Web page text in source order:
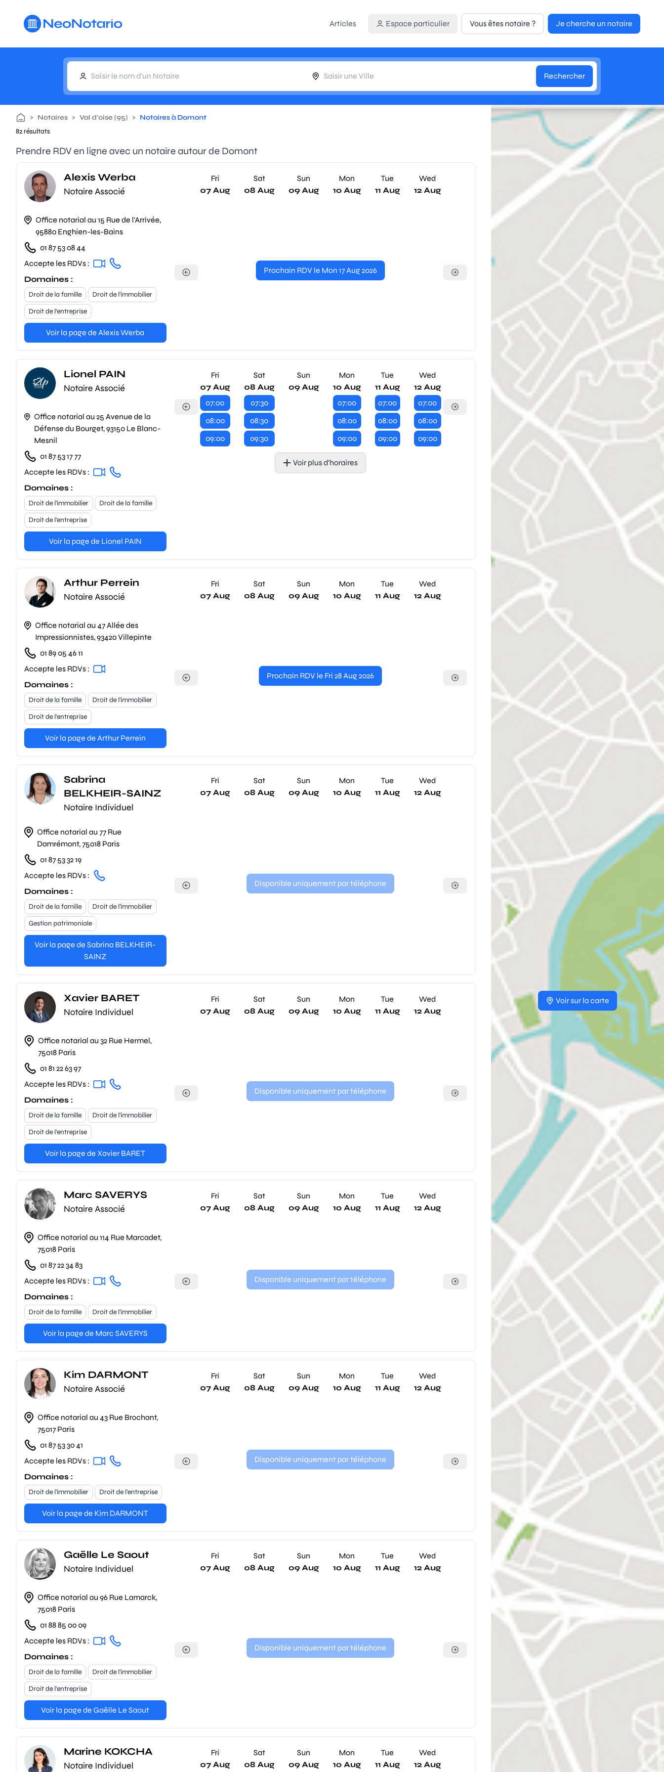
Articles
Espace particulier Vous êtes notaire ? Je cherche un notaire
Rechercher
> Notaires > Val d'oise (95) > Notaires à Domont
82 résultats
Prendre RDV en ligne avec un notaire autour de Domont
Alexis Werba
Notaire Associé
Office notarial au 15 Rue de l'Arrivée,
95880 Enghien-les-Bains
01 87 53 08 44
Accepte les RDVs :
Domaines :
Droit de la famille
Droit de l'immobilier
Droit de l'entreprise
Voir la page de Alexis Werba
Fri
07 Aug
Sat
08 Aug
Sun
09 Aug
Mon
10 Aug
Tue
11 Aug
Wed
12 Aug
Prochain RDV le Mon 17 Aug 2026
Lionel PAIN
Notaire Associé
Office notarial au 25 Avenue de la
Défense du Bourget, 93150 Le Blanc-
Mesnil
01 87 53 17 77
Accepte les RDVs :
Domaines :
Droit de l'immobilier
Droit de la famille
Droit de l'entreprise
Voir la page de Lionel PAIN
Fri
07 Aug
07:00
08:00
09:00
Sat
08 Aug
07:30
08:30
09:30
Sun
09 Aug
Mon
10 Aug
07:00
08:00
09:00
Tue
11 Aug
07:00
08:00
09:00
Wed
12 Aug
07:00
08:00
09:00
Voir plus d’horaires
Arthur Perrein
Notaire Associé
Office notarial au 47 Allée des
Impressionnistes, 93420 Villepinte
01 89 05 46 11
Accepte les RDVs :
Domaines :
Droit de la famille
Droit de l'immobilier
Droit de l'entreprise
Voir la page de Arthur Perrein
Fri
07 Aug
Sat
08 Aug
Sun
09 Aug
Mon
10 Aug
Tue
11 Aug
Wed
12 Aug
Prochain RDV le Fri 28 Aug 2026
Sabrina
BELKHEIR-SAINZ
Notaire Individuel
Office notarial au 77 Rue
Damrémont, 75018 Paris
01 87 53 32 19
Accepte les RDVs :
Domaines :
Droit de la famille
Droit de l'immobilier
Gestion patrimoniale
Voir la page de Sabrina BELKHEIR-
SAINZ
Fri
07 Aug
Sat
08 Aug
Sun
09 Aug
Mon
10 Aug
Tue
11 Aug
Wed
12 Aug
Disponible uniquement par téléphone
Xavier BARET
Notaire Individuel
Office notarial au 32 Rue Hermel,
75018 Paris
01 81 22 63 97
Accepte les RDVs :
Domaines :
Droit de la famille
Droit de l'immobilier
Droit de l'entreprise
Voir la page de Xavier BARET
Fri
07 Aug
Sat
08 Aug
Sun
09 Aug
Mon
10 Aug
Tue
11 Aug
Wed
12 Aug
Disponible uniquement par téléphone
Marc SAVERYS
Notaire Associé
Office notarial au 114 Rue Marcadet,
75018 Paris
01 87 22 34 83
Accepte les RDVs :
Domaines :
Droit de la famille Droit de l'immobilier
Voir la page de Marc SAVERYS
Fri
07 Aug
Sat
08 Aug
Sun
09 Aug
Mon
10 Aug
Tue
11 Aug
Wed
12 Aug
Disponible uniquement par téléphone
Kim DARMONT
Notaire Associé
Office notarial au 43 Rue Brochant,
75017 Paris
01 87 53 30 41
Accepte les RDVs :
Domaines :
Droit de l'immobilier Droit de l'entreprise
Voir la page de Kim DARMONT
Fri
07 Aug
Sat
08 Aug
Sun
09 Aug
Mon
10 Aug
Tue
11 Aug
Wed
12 Aug
Disponible uniquement par téléphone
Gaëlle Le Saout
Notaire Individuel
Office notarial au 96 Rue Lamarck,
75018 Paris
01 88 85 00 09
Accepte les RDVs :
Domaines :
Droit de la famille
Droit de l'immobilier
Droit de l'entreprise
Voir la page de Gaëlle Le Saout
Fri
07 Aug
Sat
08 Aug
Sun
09 Aug
Mon
10 Aug
Tue
11 Aug
Wed
12 Aug
Disponible uniquement par téléphone
Marine KOKCHA
Notaire Individuel
Fri
07 Aug
Sat
08 Aug
Sun
09 Aug
Mon
10 Aug
Tue
11 Aug
Wed
12 Aug
Voir sur la carte